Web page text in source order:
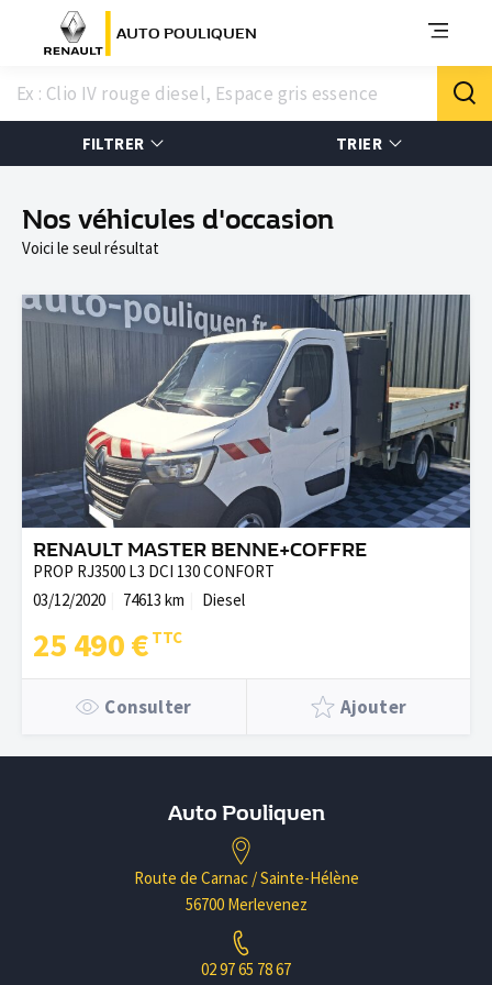
AUTO POULIQUEN
FILTRER TRIER
Nos véhicules d'occasion
Voici le seul résultat
RENAULT MASTER BENNE+COFFRE
PROP RJ3500 L3 DCI 130 CONFORT
03/12/2020
74613 km Diesel
25 490 €
Consulter Ajouter
Auto Pouliquen
Route de Carnac / Sainte-Hélène
56700 Merlevenez
02 97 65 78 67